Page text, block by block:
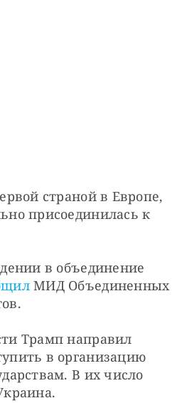
страной в Европе,
присоединилась к
в объединение
МИД Объединенных
Трамп направил
в организацию
В их число